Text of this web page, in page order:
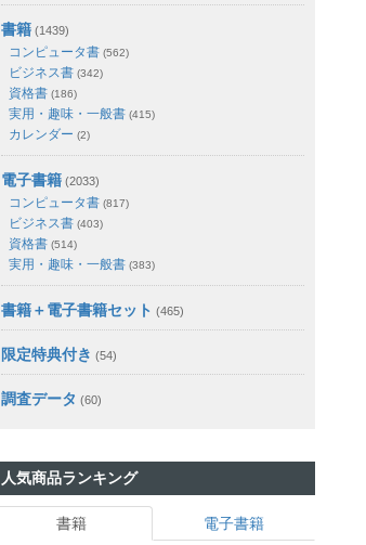
書籍 (1439)
コンピュータ書 (562)
ビジネス書 (342)
資格書 (186)
実用・趣味・一般書 (415)
カレンダー (2)
電子書籍 (2033)
コンピュータ書 (817)
ビジネス書 (403)
資格書 (514)
実用・趣味・一般書 (383)
書籍＋電子書籍セット (465)
限定特典付き (54)
調査データ (60)
人気商品ランキング
書籍 電子書籍